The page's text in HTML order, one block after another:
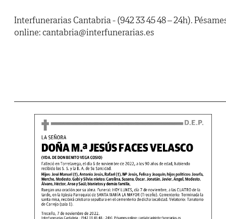
Interfunerarias Cantabria - (942 33 45 48 – 24h).
online: cantabria@interfunerarias.es